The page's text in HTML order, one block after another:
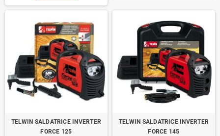
TELWIN SALDATRICE INVERTER
FORCE 125
TELWIN SALDATRICE INVERTER
FORCE 145